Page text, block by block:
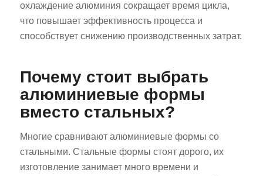
охлаждение алюминия сокращает время цикла,
что повышает эффективность процесса и
способствует снижению производственных затрат.
Почему стоит выбрать
алюминиевые формы
вместо стальных?
Многие сравнивают алюминиевые формы со
стальными. Стальные формы стоят дорого, их
изготовление занимает много времени и